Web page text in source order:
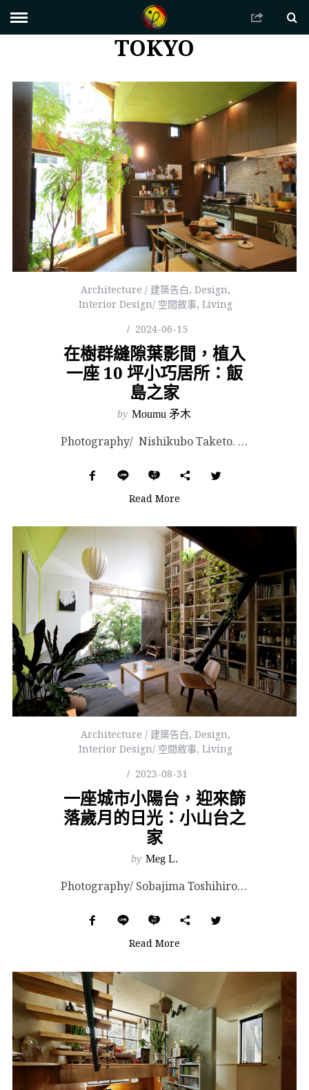
TOKYO
Architecture / 建築告白, Design,
Interior Design/ 空間敘事, Living
2024-06-15
在樹群縫隙葉影間，植入
一座 10 坪小巧居所：飯
島之家
by Moumu 矛木
Photography/ Nishikubo Taketo. Images Courtesy of...
Read More
Architecture / 建築告白, Design,
Interior Design/ 空間敘事, Living
2023-08-31
一座城市小陽台，迎來篩
落歲月的日光：小山台之
家
by Meg L.
Photography/ Sobajima Toshihiro & Nishikubo Ta...
Read More